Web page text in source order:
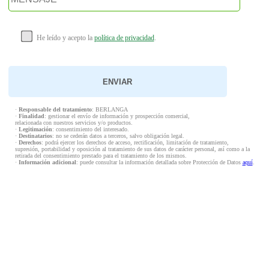
He leído y acepto la política de privacidad.
· Responsable del tratamiento: BERLANGA
· Finalidad: gestionar el envío de información y prospección comercial,
relacionada con nuestros servicios y/o productos.
· Legitimación: consentimiento del interesado.
· Destinatarios: no se cederán datos a terceros, salvo obligación legal.
· Derechos: podrá ejercer los derechos de acceso, rectificación, limitación de tratamiento,
supresión, portabilidad y oposición al tratamiento de sus datos de carácter personal, así como a la
retirada del consentimiento prestado para el tratamiento de los mismos.
· Información adicional: puede consultar la información detallada sobre Protección de Datos aquí.